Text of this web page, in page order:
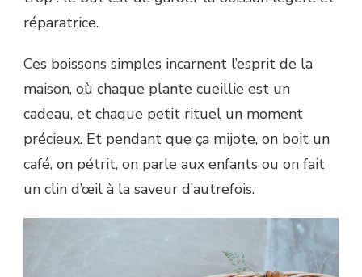
réparatrice.
Ces boissons simples incarnent l’esprit de la
maison, où chaque plante cueillie est un
cadeau, et chaque petit rituel un moment
précieux. Et pendant que ça mijote, on boit un
café, on pétrit, on parle aux enfants ou on fait
un clin d’œil à la saveur d’autrefois.